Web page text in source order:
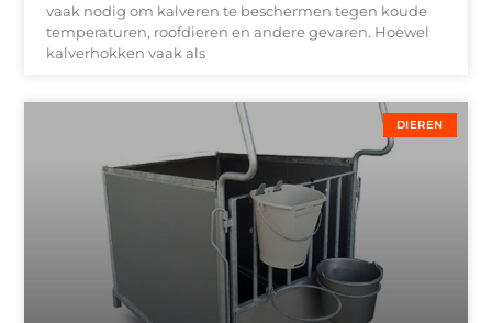
vaak nodig om kalveren te beschermen tegen koude
temperaturen, roofdieren en andere gevaren. Hoewel
kalverhokken vaak als
DIEREN